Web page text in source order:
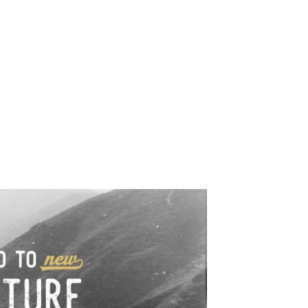
Mapy,